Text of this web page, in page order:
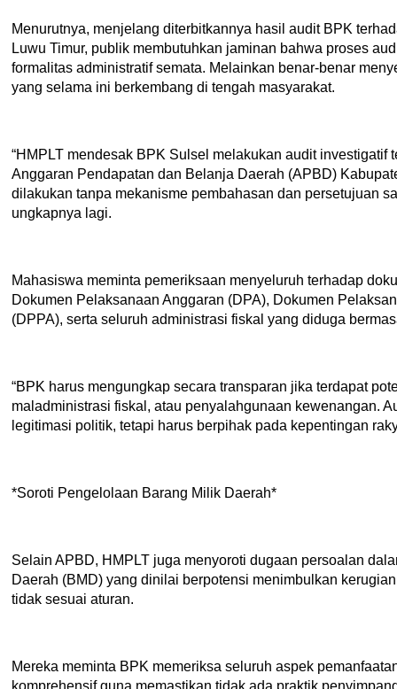
Menurutnya, menjelang diterbitkannya hasil audit BPK
Luwu Timur, publik membutuhkan jaminan bahwa proses
formalitas administratif semata. Melainkan benar-benar
yang selama ini berkembang di tengah masyarakat.
“HMPLT mendesak BPK Sulsel melakukan audit investigatif
Anggaran Pendapatan dan Belanja Daerah (APBD)
dilakukan tanpa mekanisme pembahasan dan persetujuan
ungkapnya lagi.
Mahasiswa meminta pemeriksaan menyeluruh terhadap
Dokumen Pelaksanaan Anggaran (DPA), Dokumen
(DPPA), serta seluruh administrasi fiskal yang diduga
“BPK harus mengungkap secara transparan jika terdapat
maladministrasi fiskal, atau penyalahgunaan kewenangan.
legitimasi politik, tetapi harus berpihak pada kepentingan
*Soroti Pengelolaan Barang Milik Daerah*
Selain APBD, HMPLT juga menyoroti dugaan persoalan
Daerah (BMD) yang dinilai berpotensi menimbulkan
tidak sesuai aturan.
Mereka meminta BPK memeriksa seluruh aspek
komprehensif guna memastikan tidak ada praktik